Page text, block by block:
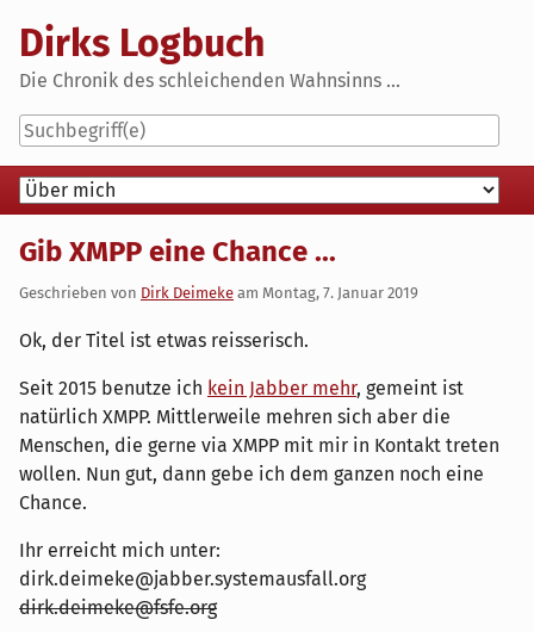
content
Dirks Logbuch
Die Chronik des schleichenden Wahnsinns ...
Navigation
Gib XMPP eine Chance ...
Geschrieben von Dirk Deimeke am Montag, 7. Januar 2019
Ok, der Titel ist etwas reisserisch.
Seit 2015 benutze ich kein Jabber mehr, gemeint ist
natürlich XMPP. Mittlerweile mehren sich aber die
Menschen, die gerne via XMPP mit mir in Kontakt treten
wollen. Nun gut, dann gebe ich dem ganzen noch eine
Chance.
Ihr erreicht mich unter:
dirk.deimeke@jabber.systemausfall.org
dirk.deimeke@fsfe.org